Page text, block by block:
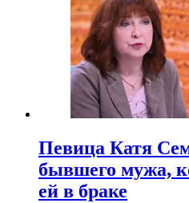
Певица Катя
бывшего мужа,
ей в браке